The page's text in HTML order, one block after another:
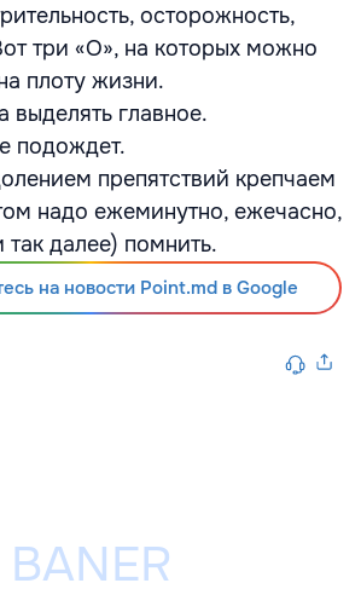
осторожность,
три «О», на которых можно
плоту жизни.
выделять главное.
подождет.
препятствий крепчаем
надо ежеминутно, ежечасно,
далее) помнить.
на новости Point.md в Google